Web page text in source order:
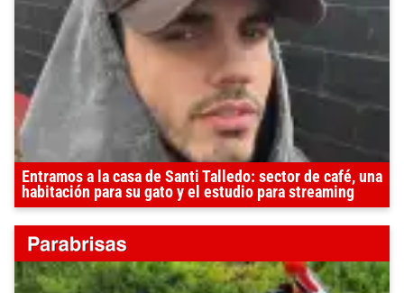
Entramos a la casa de Santi Talledo: sector de café, una
habitación para su gato y el estudio para streaming